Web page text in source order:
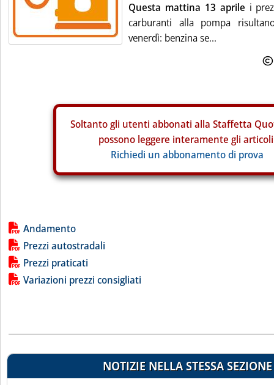
Questa mattina 13 aprile i
carburanti alla pompa
venerdì: benzina se...
Soltanto gli utenti abbonati alla Staffetta
possono leggere interamente gli
Richiedi un abbonamento di prova
Lista allegati PDF alla notizia
Andamento
Prezzi autostradali
Prezzi praticati
Variazioni prezzi consigliati
NOTIZIE NELLA STESSA SEZIONE